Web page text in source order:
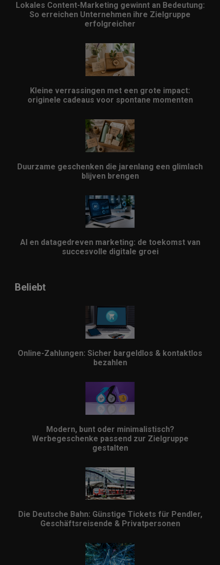
Lokales Content-Marketing gewinnt an Bedeutung:
So erreichen Unternehmen ihre Zielgruppe
erfolgreicher
Kleine verrassingen met een grote impact:
originele cadeaus voor spontane momenten
Duurzame geschenken die jarenlang een glimlach
blijven brengen
AI en datagedreven marketing: de toekomst van
succesvolle digitale groei
Beliebt
Online-Zahlungen: Sicher bargeldlos & kontaktlos
bezahlen
Modern, bunt oder minimalistisch?
Werbegeschenke passend zur Zielgruppe
gestalten
Die Deutsche Bahn: Günstige Tickets für Pendler,
Geschäftsreisende & Privatpersonen